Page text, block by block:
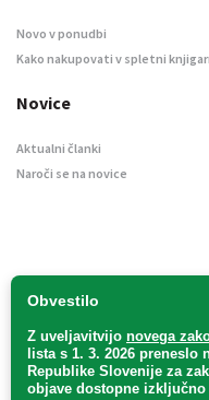
Obvestilo
Z uveljavitvijo novega
lista s 1. 3. 2026 preneslo
Republike Slovenije za
objave dostopne
Novo v ponudbi
Kako nakupovati v spletni
Novice
Aktualni članki
Naroči se na novice